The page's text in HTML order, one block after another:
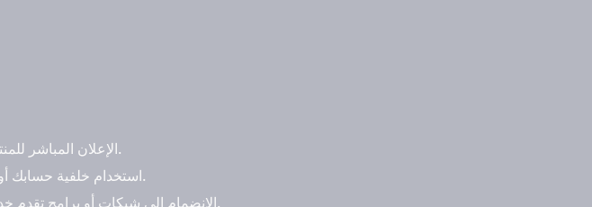
الإعلان المباشر للمنتجات أو الخدمات التي تقدمها أو تروج لها، سواء كانت خاصة بك أو بالعمولة.
استخدام خلفية حسابك أو صورة ملفك الشخصي كمساحة إعلانية لعرض إعلانات للغير بمقابل مادي.
الانضمام إلى شبكات أو برامج تقدم خدمات للمستخدمين النشطين على تويتر، مثل تويتر بلو أو تويتر ميديا ستوديو.